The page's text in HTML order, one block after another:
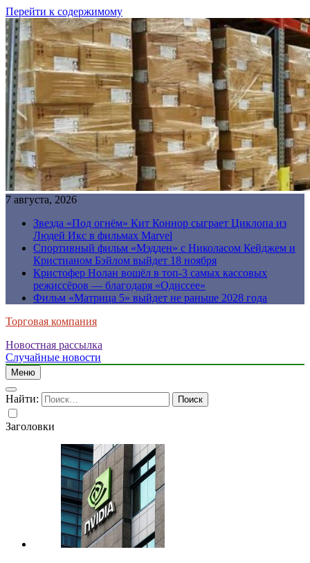
Перейти к содержимому
7 августа, 2026
Звезда «Под огнём» Кит Коннор сыграет Циклопа из
Людей Икс в фильмах Marvel
Спортивный фильм «Мэдден» с Николасом Кейджем и
Кристианом Бэйлом выйдет 18 ноября
Кристофер Нолан вошёл в топ-3 самых кассовых
режиссёров — благодаря «Одиссее»
Фильм «Матрица 5» выйдет не раньше 2028 года
Торговая компания
Новостная рассылка
Случайные новости
Меню
Найти:
Заголовки